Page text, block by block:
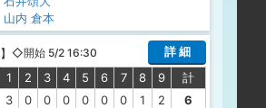
山内 倉本
】 ◇開始 5/2 16:30
詳 細
1 2 3 4 5 6 7 8 9
計
3 0 0 0 0 0 0 1 2
6